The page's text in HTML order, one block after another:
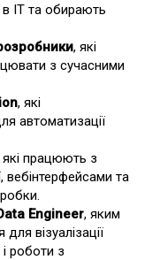
в IT та обирають
, які
з сучасними
, які
автоматизації
які працюють з
вебінтерфейсами та
Engineer, яким
візуалізації
роботи з